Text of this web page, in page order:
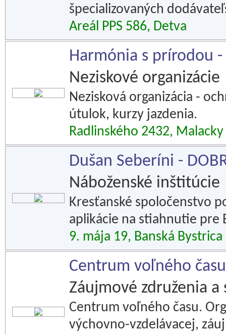
špecializovaných
Areál PPS 586, Detva
Harmónia s prírodou
Neziskové organizácie
Nezisková organizácia -
útulok, kurzy jazdenia.
Radlinského 2432, Malacky
Dušan Seberíni -
Náboženské inštitúcie
Kresťanské spoločenstvo
aplikácie na stiahnutie pre
9. mája 19, Banská Bystrica
Centrum voľného
Záujmové združenia a
Centrum voľného času.
výchovno-vzdelávacej,